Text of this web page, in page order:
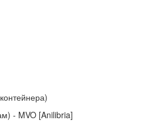
- MVO [Anilibria]